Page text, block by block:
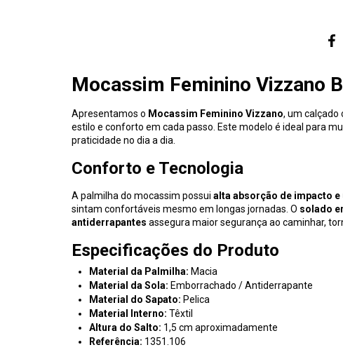
Mocassim Feminino Vizzano
Apresentamos o Mocassim Feminino Vizzano, um calçado
estilo e conforto em cada passo. Este modelo é ideal para
praticidade no dia a dia.
Conforto e Tecnologia
A palmilha do mocassim possui alta absorção de impacto e
sintam confortáveis mesmo em longas jornadas. O solado
antiderrapantes assegura maior segurança ao caminhar,
Especificações do Produto
Material da Palmilha: Macia
Material da Sola: Emborrachado / Antiderrapante
Material do Sapato: Pelica
Material Interno: Têxtil
Altura do Salto: 1,5 cm aproximadamente
Referência: 1351.106